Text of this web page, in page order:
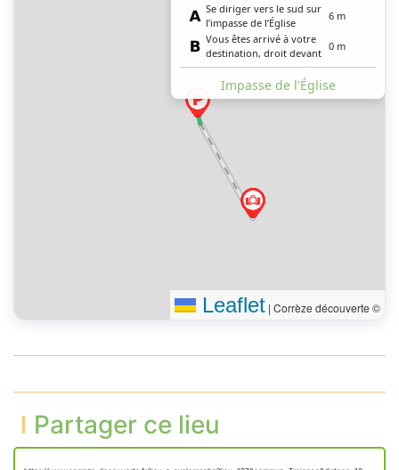
Se diriger vers le sud sur
l’impasse de l’Église
6 m
Vous êtes arrivé à votre
destination, droit devant
0 m
Impasse de l'Église
6.1 m, 0 s
Se diriger vers le sud sur
l’impasse de l’Église
Vous êtes arrivé à votre
destination, droit devant
Leaflet | Corrèze découverte ©
Partager ce lieu